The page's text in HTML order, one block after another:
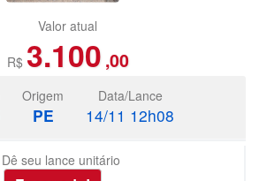
Valor atual
R$ 3.100 ,00
Origem
PE
Data/Lance
14/11 12h08
Dê seu lance unitário